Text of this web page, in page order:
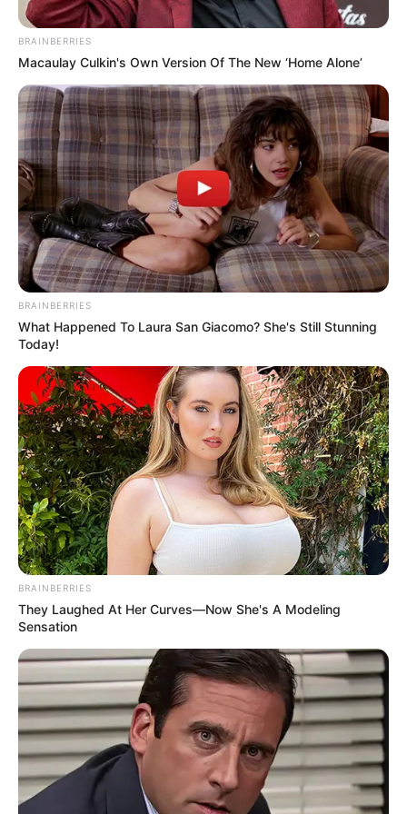
Magnific - www.magnific.com
Las competencias se desarrollarán desde el 15 hasta el
19 de junio
Por:Juan David Quijano Castillo
Junio 11, 2026
COMPARTIR
UNIRSE AL CANAL DE WHATSAPP
Santanderse prepara para competir en uno de los
eventos más importantes del calendario nacional del
Con una delegación de
participará en elTorneo Nacional Interligas de Tenis
2026, la competencia por equipos más relevante del país,
organizada por laFederación Colombiana de Tenis.
El certamen reunirá a los mejores exponentes de las
diferentesligas regionales, quienes representarán a sus
departamentos en busca de los máximos honores y del
reconocimiento a las ligas con mejor desempeño
BRAINBERRIES
Macaulay Culkin's Own Version Of The New ‘Home Alone’
BRAINBERRIES
What Happened To Laura San Giacomo? She's Still Stunning
Today!
BRAINBERRIES
They Laughed At Her Curves—Now She's A Modeling
Sensation